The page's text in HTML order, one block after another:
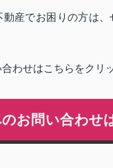
動産でお困りの方は、
わせはこちらをクリ
お問い合わせ